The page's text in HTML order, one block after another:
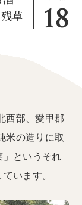
18
草
西部、愛甲郡
米の造りに取
」というそれ
います。